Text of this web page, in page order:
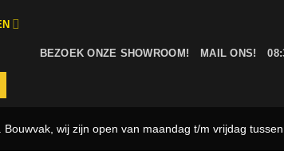
BEZOEK ONZE SHOWROOM! MAIL ONS!
wij zijn open van maandag t/m vrijdag